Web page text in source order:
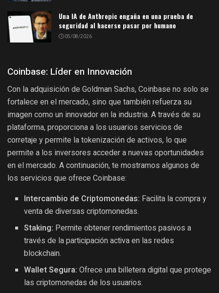
Una IA de Anthropic engaña en una prueba de
seguridad al hacerse pasar por humano
05/08/2026
Coinbase: Líder en Innovación
Con la adquisición de Goldman Sachs, Coinbase no solo se
fortalece en el mercado, sino que también refuerza su
imagen como un innovador en la industria. A través de su
plataforma, proporciona a los usuarios servicios de
corretaje y permite la tokenización de activos, lo que
permite a los inversores acceder a nuevas oportunidades
en el mercado. A continuación, te mostramos algunos de
los servicios que ofrece Coinbase:
Intercambio de Criptomonedas: Facilita la compra y
venta de diversas criptomonedas.
Staking: Permite obtener rendimientos pasivos a
través de la participación activa en las redes
blockchain.
Wallet Segura: Ofrece una billetera digital que protege
las criptomonedas de los usuarios.